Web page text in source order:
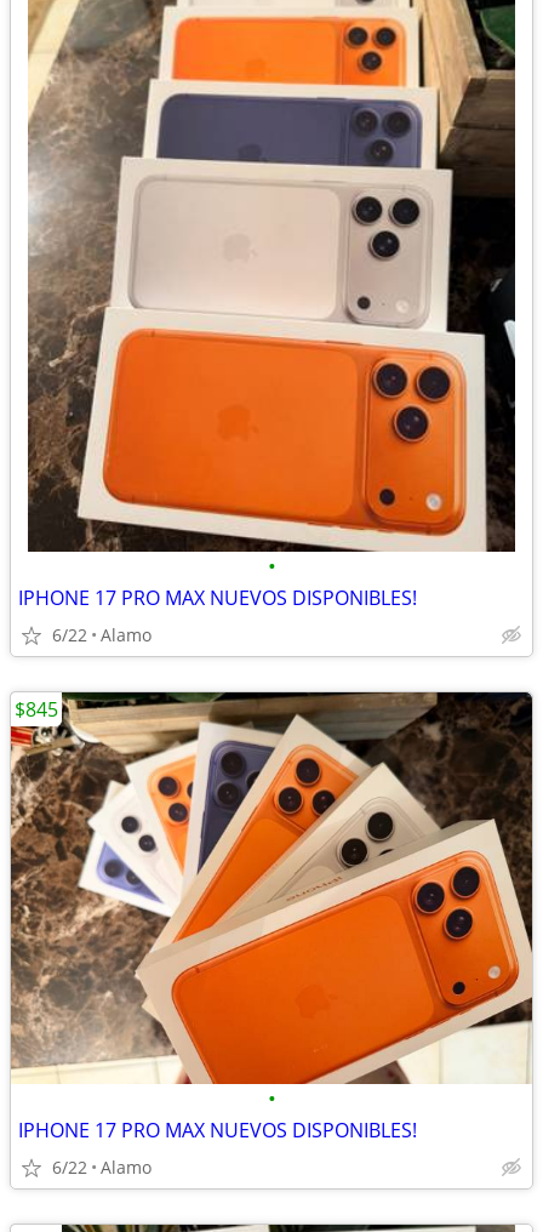
•
IPHONE 17 PRO MAX NUEVOS DISPONIBLES!
6/22 Alamo
•
IPHONE 17 PRO MAX NUEVOS DISPONIBLES!
6/22 Alamo
$845